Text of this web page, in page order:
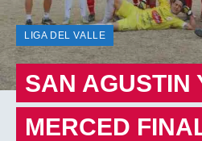
LIGA DEL VALLE
SAN AGUSTIN
MERCED